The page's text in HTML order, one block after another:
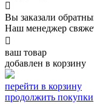

Вы заказали
Наш менеджер

ваш товар
добавлен в корзину
перейти в корзину
продолжить покупки